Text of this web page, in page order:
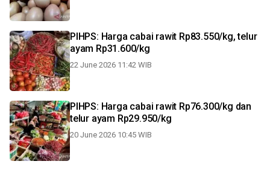
PIHPS: Harga cabai rawit Rp83.550/kg, telur
ayam Rp31.600/kg
22 June 2026 11:42 WIB
PIHPS: Harga cabai rawit Rp76.300/kg dan
telur ayam Rp29.950/kg
20 June 2026 10:45 WIB